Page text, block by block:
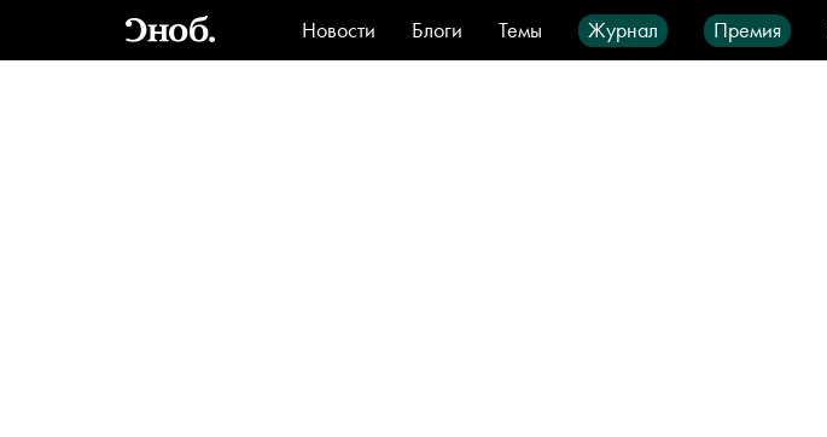
Новости Блоги Темы Журнал Премия
Стиль
Видео Город IT-продукты